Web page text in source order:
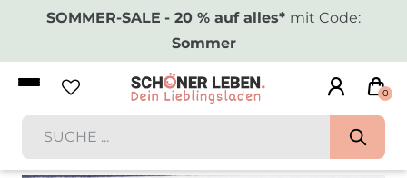
SOMMER-SALE - 20 % auf alles* mit Code:
Sommer
0